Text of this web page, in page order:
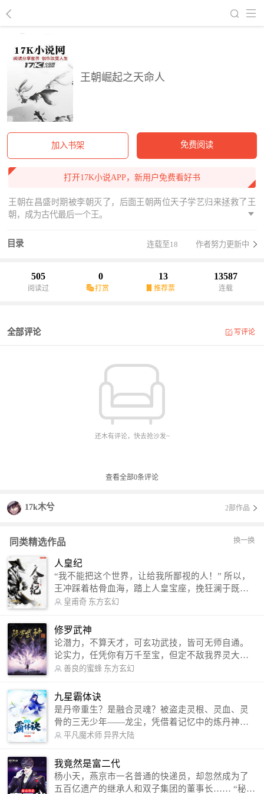
王朝崛起之天命人
加入书架 免费阅读
打开17K小说APP，新用户免费看好书
王朝在昌盛时期被李朝灭了，后面王朝两位天子学艺归来拯救了王
朝，成为古代最后一个王。
目录 连载至18 作者努力更新中
505
阅读过
0
打赏
13
推荐票
13587
连载
全部评论 写评论
还木有评论，快去抢沙发~
查看全部0条评论
17k木兮 2部作品
同类精选作品 换一换
人皇纪
“我不能把这个世界，让给我所鄙视的人！” 所以，
王冲踩着枯骨血海，踏上人皇宝座，挽狂澜于既
倒，扶大厦之将倾，成就了一段无上的传说！ 微信
微博：皇甫奇（地址：http://weibo.com/u/25284575
87） QQ交流群：320238210【普通群】 574501330
【VIP订阅群】 欢迎大家关注。
皇甫奇 东方玄幻
修罗武神
论潜力，不算天才，可玄功武技，皆可无师自通。
论实力，任凭你有万千至宝，但定不敌我界灵大
军。 我是谁？天下众生视我为修罗，却不知，我以
信公众号：善良的蜜蜂后援会）
善良的蜜蜂 东方玄幻
九星霸体诀
是丹帝重生？是融合灵魂？被盗走灵根、灵血、灵
骨的三无少年——龙尘，凭借着记忆中的炼丹神
术，修行神秘功法九星霸体诀，拨开重重迷雾，解
勾搭各色美女，镇压恶鬼邪神。 江湖传闻：龙
尘一到，地吼天啸。龙尘一出，鬼泣神哭。 本
故事纯属虚构，如有雷同，那就是真事儿，想要对
平凡魔术师 异界大陆
我竟然是富二代
杨小天，燕京市一名普通的快递员，却忽然成为了
五百亿遗产的继承人和双子集团的董事长…… “秘